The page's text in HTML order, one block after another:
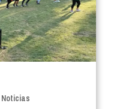
Noticias